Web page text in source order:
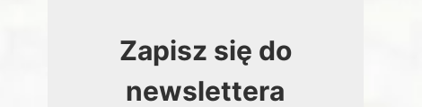
Zapisz się do
newslettera